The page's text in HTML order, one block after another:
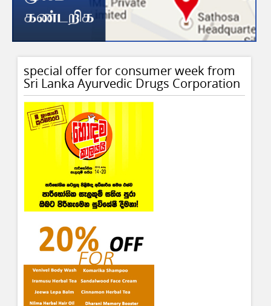
special offer for consumer week from
Sri Lanka Ayurvedic Drugs Corporation